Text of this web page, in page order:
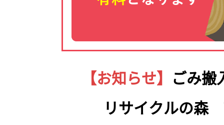
【お知らせ】 ごみ搬
リサイクルの森